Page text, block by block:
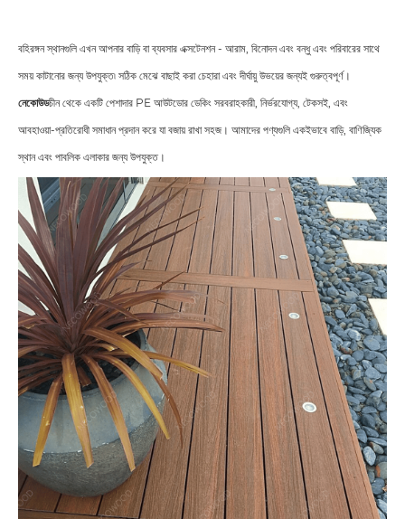
বহিরঙ্গন স্থানগুলি এখন আপনার বাড়ি বা ব্যবসার এক্সটেনশন - আরাম, বিনোদন এবং বন্ধু এবং পরিবারের সাথে
সময় কাটানোর জন্য উপযুক্ত৷ সঠিক মেঝে বাছাই করা চেহারা এবং দীর্ঘায়ু উভয়ের জন্যই গুরুত্বপূর্ণ।
নেকোউডচীন থেকে একটি পেশাদার PE আউটডোর ডেকিং সরবরাহকারী, নির্ভরযোগ্য, টেকসই, এবং
আবহাওয়া-প্রতিরোধী সমাধান প্রদান করে যা বজায় রাখা সহজ। আমাদের পণ্যগুলি একইভাবে বাড়ি, বাণিজ্যিক
স্থান এবং পাবলিক এলাকার জন্য উপযুক্ত।